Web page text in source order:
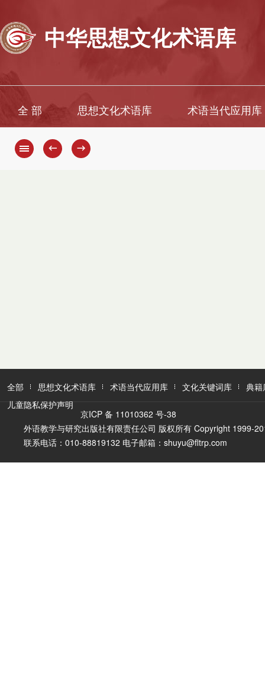
中华思想文化术语库
全 部 思想文化术语库 术语当代应用库
← →
全部 思想文化术语库 术语当代应用库 文化关键词库
典籍
儿童隐私保护声明
京ICP 备 11010362 号-38
外语教学与研究出版社有限责任公司 版权所有 Copyright 1999-
联系电话：010-88819132 电子邮箱：shuyu@fltrp.com